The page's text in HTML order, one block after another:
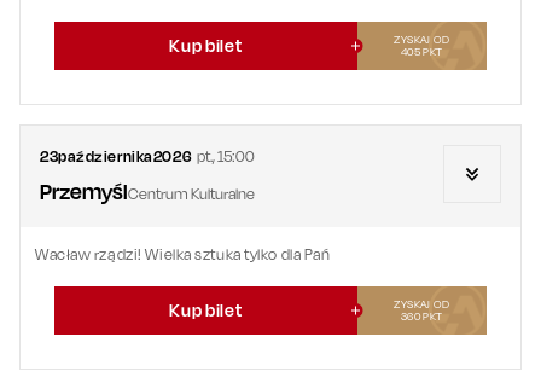
Kup bilet
ZYSKAJ OD
405PKT
23października2026 pt.,15:00
PrzemyślCentrum Kulturalne
Wacław rządzi! Wielka sztuka tylko dla Pań
Kup bilet
ZYSKAJ OD
360PKT